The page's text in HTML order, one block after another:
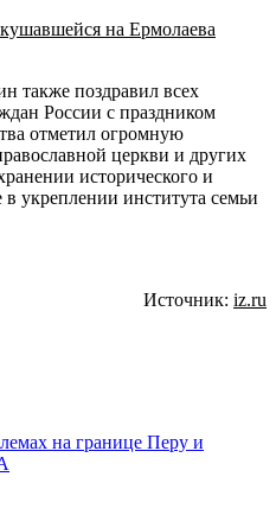
на Ермолаева
также поздравил всех
России с праздником
отметил огромную
церкви и других
исторического и
в укреплении института семьи
Источник: iz.ru
на границе Перу и